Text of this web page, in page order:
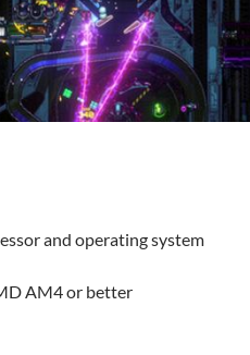
and operating system
AM4 or better